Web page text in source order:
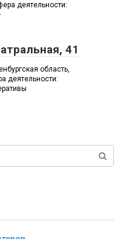
деятельности:
41
область,
деятельности: